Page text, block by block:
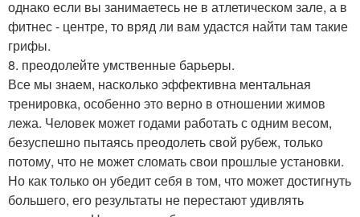
однако если вы занимаетесь не в атлетическом зале, а в
фитнес - центре, то вряд ли вам удастся найти там такие
грифы.
8. преодолейте умственные барьеры.
Все мы знаем, насколько эффективна ментальная
тренировка, особенно это верно в отношении жимов
лежа. Человек может годами работать с одним весом,
безуспешно пытаясь преодолеть свой рубеж, только
потому, что не может сломать свои прошлые установки.
Но как только он убедит себя в том, что может достигнуть
большего, его результаты не перестают удивлять